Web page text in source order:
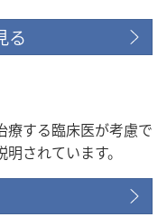
る
療する臨床医が考慮で
されています。